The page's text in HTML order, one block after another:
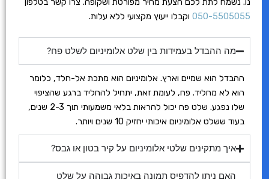
050-5505055וקבלו ייעוץ מקצועי ללא עלות.
מה ההבדל בעמידות בין שלט אלומיניום לשלט פח?
ההבדל הוא שמיים וארץ. אלומיניום הוא מתכת אל-חלד, כלומר
הוא לא מחליד. פח, לעומת זאת, יתחיל להחליד ברגע שהציפוי
שלו נפגע. שלט פח יכול להראות בלאי משמעותי תוך 2-3 שנים,
בעוד ששלט אלומיניום איכותי יחזיק 10 שנים ויותר.
איך מתקינים שלטי אלומיניום על קיר בטון או גבס?
האם ניתן להדפיס תמונה באיכות גבוהה על שלט